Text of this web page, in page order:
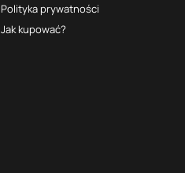
Polityka prywatności
Jak kupować?